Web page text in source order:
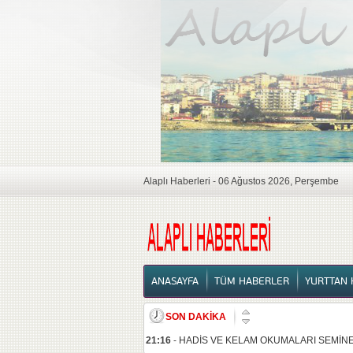
Alaplı Haberleri - 06 Ağustos 2026, Perşembe
ANASAYFA
ANASAYFA TÜM HABERLER YURTTAN
SON DAKİKA
21:16 - HADİS VE KELAM OKUMALARI